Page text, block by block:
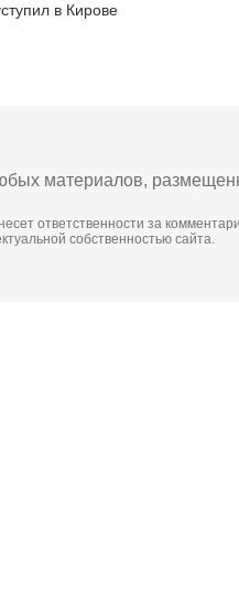
в Кирове
материалов,
ответственности за
собственностью сайта.